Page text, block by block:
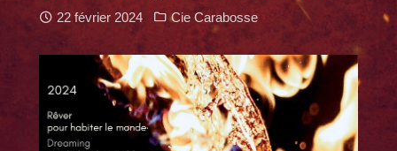
22 février 2024 Cie Carabosse